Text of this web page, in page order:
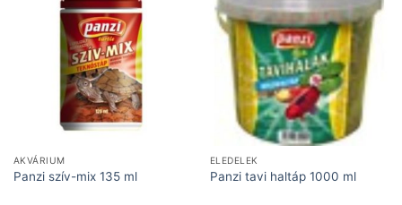
AKVÁRIUM
Panzi szív-mix 135 ml
ELEDELEK
Panzi tavi haltáp 1000 ml